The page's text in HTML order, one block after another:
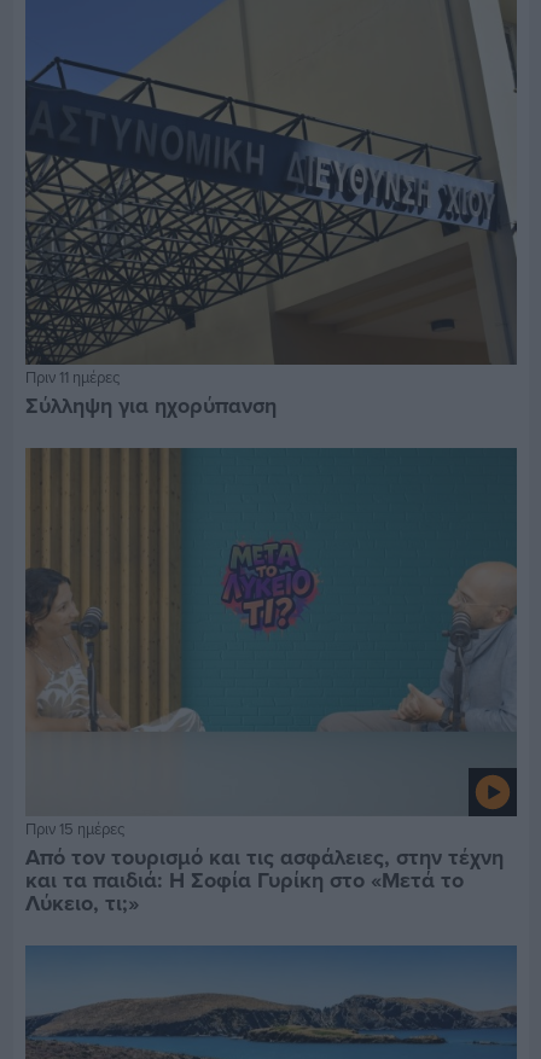
Πριν 11 ημέρες
Σύλληψη για ηχορύπανση
Πριν 15 ημέρες
Από τον τουρισμό και τις ασφάλειες, στην τέχνη
και τα παιδιά: Η Σοφία Γυρίκη στο «Μετά το
Λύκειο, τι;»